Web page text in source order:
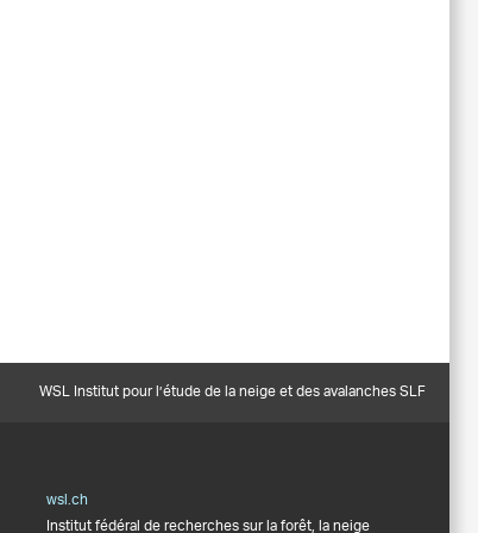
WSL Institut pour l’étude de la neige et des avalanches SLF
wsl.ch
Institut fédéral de recherches sur la forêt, la neige